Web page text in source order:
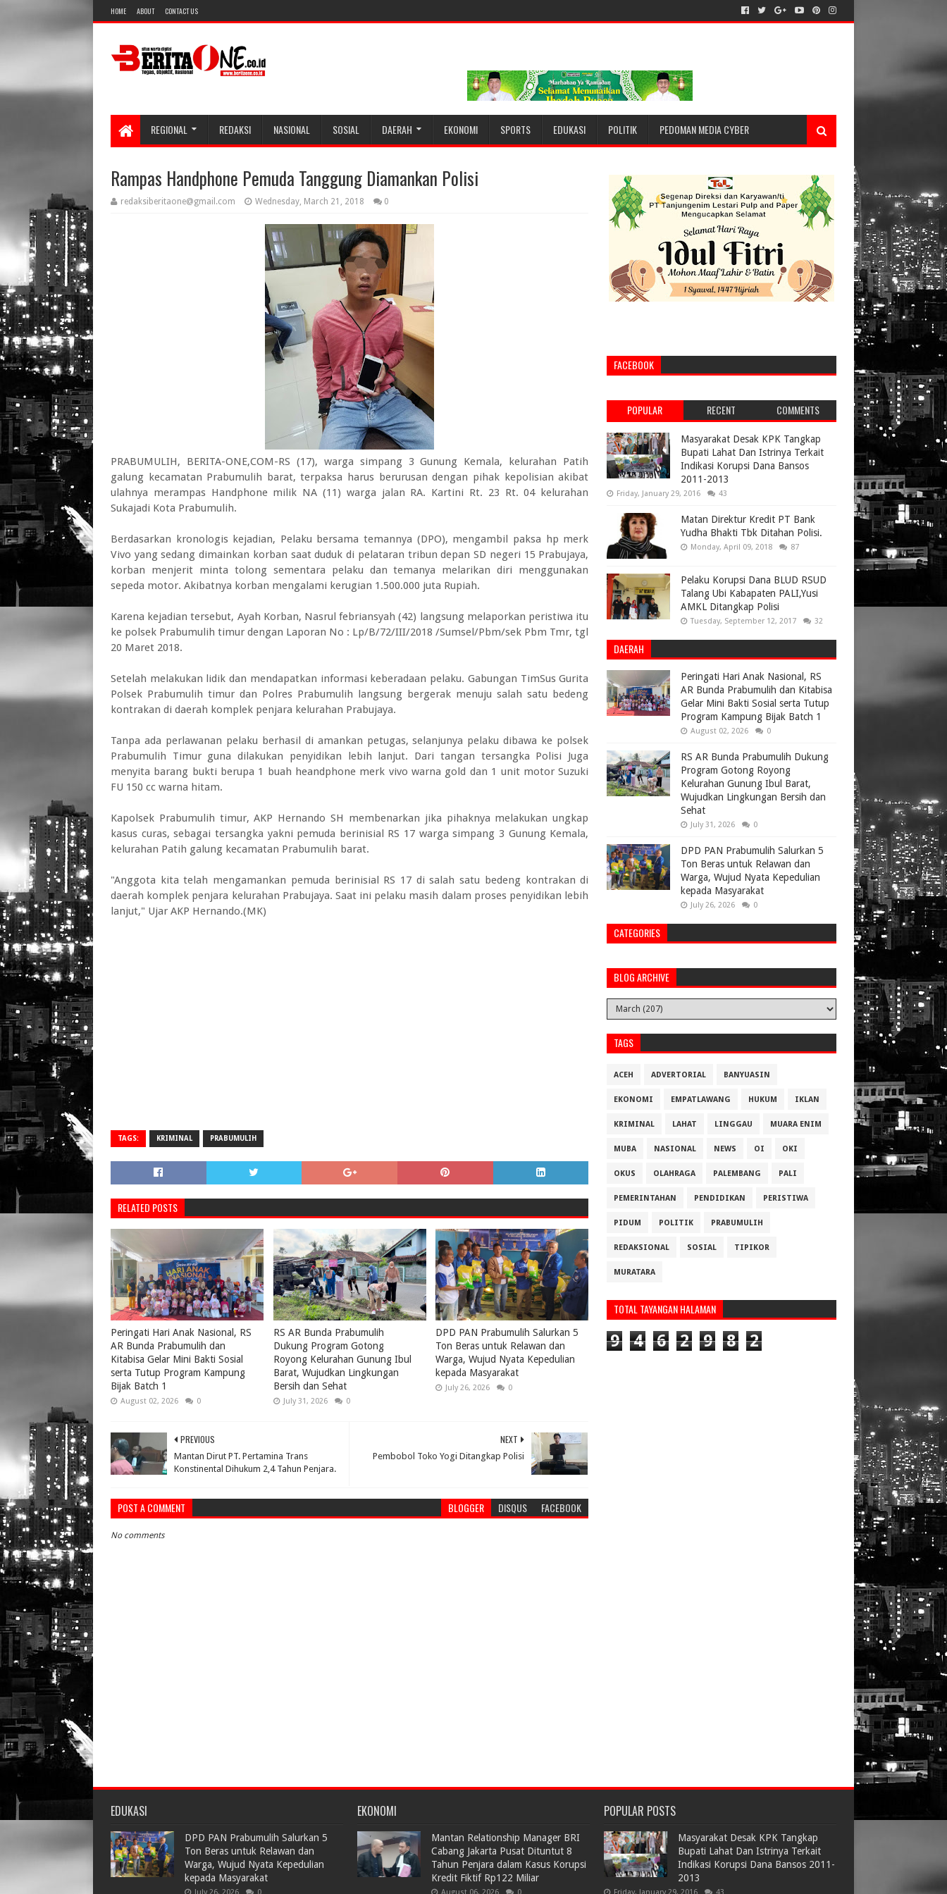
HOME ABOUT CONTACT US
REGIONAL REDAKSI NASIONAL SOSIAL DAERAH EKONOMI SPORTS EDUKASI POLITIK PEDOMAN MEDIA CYBER
Rampas Handphone Pemuda Tanggung Diamankan Polisi
redaksiberitaone@gmail.com Wednesday, March 21, 2018 0
PRABUMULIH, BERITA-ONE,COM-RS (17), warga simpang 3 Gunung Kemala, kelurahan Patih
galung kecamatan Prabumulih barat, terpaksa harus berurusan dengan pihak kepolisian akibat
ulahnya merampas Handphone milik NA (11) warga jalan RA. Kartini Rt. 23 Rt. 04 kelurahan
Sukajadi Kota Prabumulih.
Berdasarkan kronologis kejadian, Pelaku bersama temannya (DPO), mengambil paksa hp merk
Vivo yang sedang dimainkan korban saat duduk di pelataran tribun depan SD negeri 15 Prabujaya,
korban menjerit minta tolong sementara pelaku dan temanya melarikan diri menggunakan
sepeda motor. Akibatnya korban mengalami kerugian 1.500.000 juta Rupiah.
Karena kejadian tersebut, Ayah Korban, Nasrul febriansyah (42) langsung melaporkan peristiwa itu
ke polsek Prabumulih timur dengan Laporan No : Lp/B/72/III/2018 /Sumsel/Pbm/sek Pbm Tmr, tgl
20 Maret 2018.
Setelah melakukan lidik dan mendapatkan informasi keberadaan pelaku. Gabungan TimSus Gurita
Polsek Prabumulih timur dan Polres Prabumulih langsung bergerak menuju salah satu bedeng
kontrakan di daerah komplek penjara kelurahan Prabujaya.
Tanpa ada perlawanan pelaku berhasil di amankan petugas, selanjunya pelaku dibawa ke polsek
Prabumulih Timur guna dilakukan penyidikan lebih lanjut. Dari tangan tersangka Polisi Juga
menyita barang bukti berupa 1 buah heandphone merk vivo warna gold dan 1 unit motor Suzuki
FU 150 cc warna hitam.
Kapolsek Prabumulih timur, AKP Hernando SH membenarkan jika pihaknya melakukan ungkap
kasus curas, sebagai tersangka yakni pemuda berinisial RS 17 warga simpang 3 Gunung Kemala,
kelurahan Patih galung kecamatan Prabumulih barat.
"Anggota kita telah mengamankan pemuda berinisial RS 17 di salah satu bedeng kontrakan di
daerah komplek penjara kelurahan Prabujaya. Saat ini pelaku masih dalam proses penyidikan lebih
lanjut," Ujar AKP Hernando.(MK)
TAGS: KRIMINAL PRABUMULIH
RELATED POSTS
Peringati Hari Anak Nasional, RS
AR Bunda Prabumulih dan
Kitabisa Gelar Mini Bakti Sosial
serta Tutup Program Kampung
Bijak Batch 1
August 02, 2026 0
RS AR Bunda Prabumulih
Dukung Program Gotong
Royong Kelurahan Gunung Ibul
Barat, Wujudkan Lingkungan
Bersih dan Sehat
July 31, 2026 0
DPD PAN Prabumulih Salurkan 5
Ton Beras untuk Relawan dan
Warga, Wujud Nyata Kepedulian
kepada Masyarakat
July 26, 2026 0
NEXT
Pembobol Toko Yogi Ditangkap Polisi
PREVIOUS
Mantan Dirut PT. Pertamina Trans
Konstinental Dihukum 2,4 Tahun Penjara.
POST A COMMENT BLOGGER DISQUS FACEBOOK
No comments
FACEBOOK
POPULAR RECENT COMMENTS
Masyarakat Desak KPK Tangkap
Bupati Lahat Dan Istrinya Terkait
Indikasi Korupsi Dana Bansos
2011-2013
Friday, January 29, 2016 43
Matan Direktur Kredit PT Bank
Yudha Bhakti Tbk Ditahan Polisi.
Monday, April 09, 2018 87
Pelaku Korupsi Dana BLUD RSUD
Talang Ubi Kabapaten PALI,Yusi
AMKL Ditangkap Polisi
Tuesday, September 12, 2017 32
DAERAH
Peringati Hari Anak Nasional, RS
AR Bunda Prabumulih dan Kitabisa
Gelar Mini Bakti Sosial serta Tutup
Program Kampung Bijak Batch 1
August 02, 2026 0
RS AR Bunda Prabumulih Dukung
Program Gotong Royong
Kelurahan Gunung Ibul Barat,
Wujudkan Lingkungan Bersih dan
Sehat
July 31, 2026 0
DPD PAN Prabumulih Salurkan 5
Ton Beras untuk Relawan dan
Warga, Wujud Nyata Kepedulian
kepada Masyarakat
July 26, 2026 0
CATEGORIES
BLOG ARCHIVE
TAGS
ACEH ADVERTORIAL BANYUASIN
EKONOMI EMPATLAWANG HUKUM IKLAN
KRIMINAL LAHAT LINGGAU MUARA ENIM
MUBA NASIONAL NEWS OI OKI
OKUS OLAHRAGA PALEMBANG PALI
PEMERINTAHAN PENDIDIKAN PERISTIWA
PIDUM POLITIK PRABUMULIH
REDAKSIONAL SOSIAL TIPIKOR
MURATARA
TOTAL TAYANGAN HALAMAN
9 4 6 2 9 8 2
EDUKASI
DPD PAN Prabumulih Salurkan 5
Ton Beras untuk Relawan dan
Warga, Wujud Nyata Kepedulian
kepada Masyarakat
EKONOMI
Mantan Relationship Manager BRI
Cabang Jakarta Pusat Dituntut 8
Tahun Penjara dalam Kasus Korupsi
Kredit Fiktif Rp122 Miliar
POPULAR POSTS
Masyarakat Desak KPK Tangkap
Bupati Lahat Dan Istrinya Terkait
Indikasi Korupsi Dana Bansos 2011-
2013